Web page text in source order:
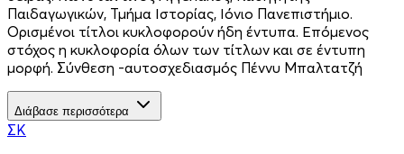
Παιδαγωγικών, Τμήμα Ιστορίας, Ιόνιο Πανεπιστήμιο.
Ορισμένοι τίτλοι κυκλοφορούν ήδη έντυπα. Επόμενος
στόχος η κυκλοφορία όλων των τίτλων και σε έντυπη
μορφή. Σύνθεση -αυτοσχεδιασμός Πέννυ Μπαλτατζή
Διάβασε περισσότερα
ΣΚ